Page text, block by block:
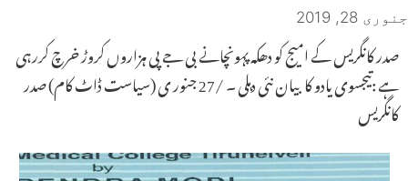
جنوری 28, 2019
صدر کانگریس کے امیج کو دھکہ پہونچانے بی جے پی ہزاروں کروڑ خرچ کررہی
ہے :تیجسوی یادو کا بیان نئی دہلی ۔ /27 جنور ی (سیاست ڈاٹ کام) صدر
کانگریس